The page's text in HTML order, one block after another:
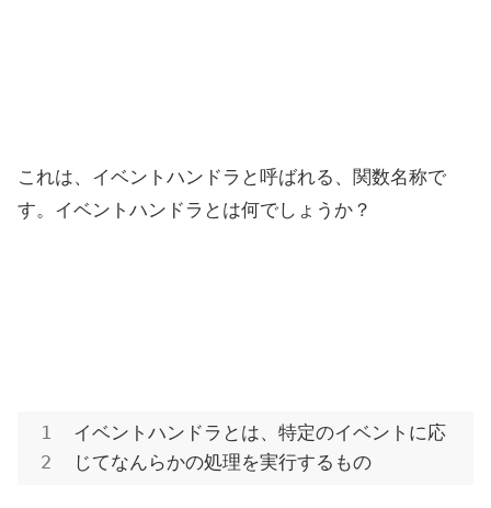
これは、イベントハンドラと呼ばれる、関数名称で
す。イベントハンドラとは何でしょうか？
イベントハンドラとは、特定のイベントに応
じてなんらかの処理を実行するもの